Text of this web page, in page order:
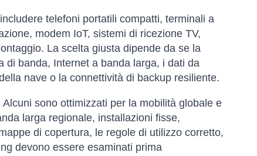
telefoni portatili compatti, terminali a
modem IoT, sistemi di ricezione TV,
La scelta giusta dipende da se la
di banda, Internet a banda larga, i dati da
nave o la connettività di backup resiliente.
sono ottimizzati per la mobilità globale e
larga regionale, installazioni fisse,
di copertura, le regole di utilizzo corretto,
devono essere esaminati prima